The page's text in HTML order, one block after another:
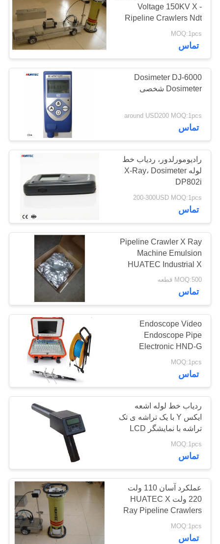
Voltage 150KV X -
Ripeline Crawlers Ndt
Pipeline ndt خزنده
MOQ:1pcs
تماس
Dosimeter DJ-6000
Dosimeter شخصی
around USD200 MOQ:1pcs
تماس
رادیومورلدور، ردیاب خط
لوله X-Ray، Dosimeter
DP802i
200-300USD MOQ:1pcs
تماس
Pipeline Crawler X Ray
Machine Emulsion
HUATEC Industrial X
Film Film
MOQ:500 قطعه
تماس
Endoscope Video
Endoscope Pipe
Electronic HND-G
MOQ:1pcs
تماس
ردیاب خط لوله اشعه
ایکس Y با یک تراشه ی تک
تراشه با نمایشگر LCD
بزرگ DH6000
MOQ:1pcs
تماس
عملکرد آسان 110 ولت
220 ولت HUATEC X
Ray Pipeline Crawlers
Radiography Pipeline
Inspection
MOQ:1pcs
تماس